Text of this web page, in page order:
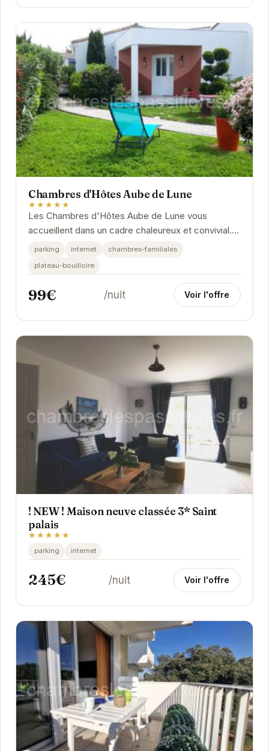
Chambres d'Hôtes Aube de Lune
★★★★★
Les Chambres d'Hôtes Aube de Lune vous
accueillent dans un cadre chaleureux et convivial.
Profitez du calme et de la tranquillité de ce lieu...
parking internet
chambres-familiales
plateau-bouilloire
99€ /nuit Voir l'offre
! NEW ! Maison neuve classée 3* Saint
palais
★★★★★
parking internet
245€ /nuit Voir l'offre